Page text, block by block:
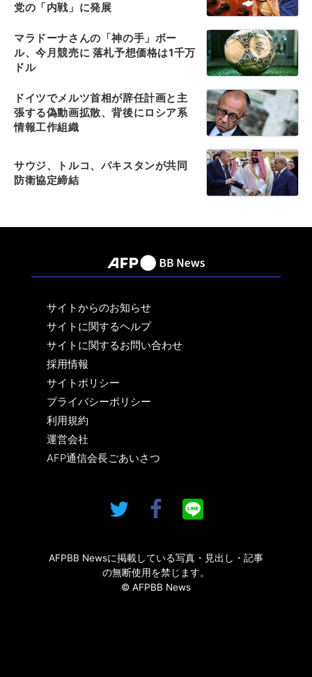
党の「内戦」に発展
マラドーナさんの「神の手」ボー
ル、今月競売に 落札予想価格は1千万
ドル
ドイツでメルツ首相が辞任計画と主
張する偽動画拡散、背後にロシア系
情報工作組織
サウジ、トルコ、パキスタンが共同
防衛協定締結
サイトからのお知らせ
サイトに関するヘルプ
サイトに関するお問い合わせ
採用情報
サイトポリシー
プライバシーポリシー
利用規約
運営会社
AFP通信会長ごあいさつ
AFPBB Newsに掲載している写真・見出し・記事
の無断使用を禁じます。
© AFPBB News